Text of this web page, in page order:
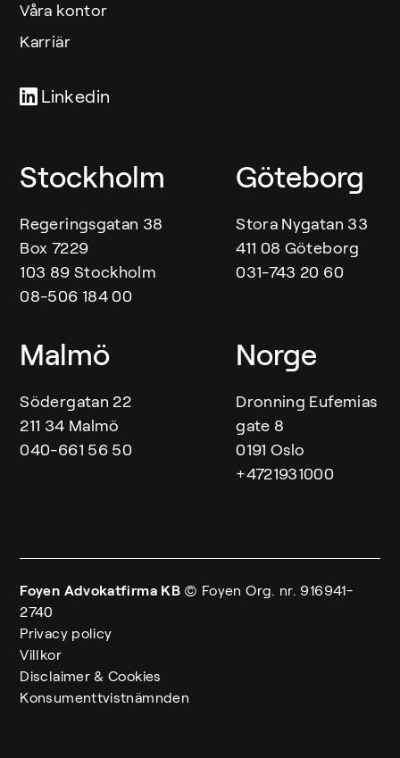
Våra kontor
Karriär
Linkedin
Våra kontor
Stockholm
Regeringsgatan 38
Box 7229
103 89 Stockholm
08-506 184 00
Göteborg
Stora Nygatan 33
411 08 Göteborg
031-743 20 60
Malmö
Södergatan 22
211 34 Malmö
040-661 56 50
Norge
Dronning Eufemias
gate 8
0191 Oslo
+4721931000
Foyen Advokatfirma KB © Foyen Org. nr. 916941-
2740
Privacy policy
Villkor
Disclaimer & Cookies
Konsumenttvistnämnden